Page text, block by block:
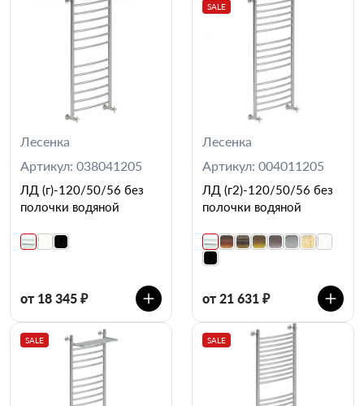
Лесенка
Артикул: 038041205
ЛД (г)-120/50/56 без
полочки водяной
от 18 345 ₽
SALE
Лесенка
Артикул: 004011205
ЛД (г2)-120/50/56 без
полочки водяной
от 21 631 ₽
SALE SALE